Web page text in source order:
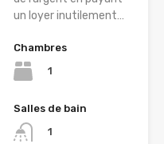
un loyer inutilement…
Chambres
1
Salles de bain
1